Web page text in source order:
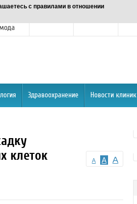
с правилами в отношении
мода
Здравоохранение Новости клиник
A A A
клеток